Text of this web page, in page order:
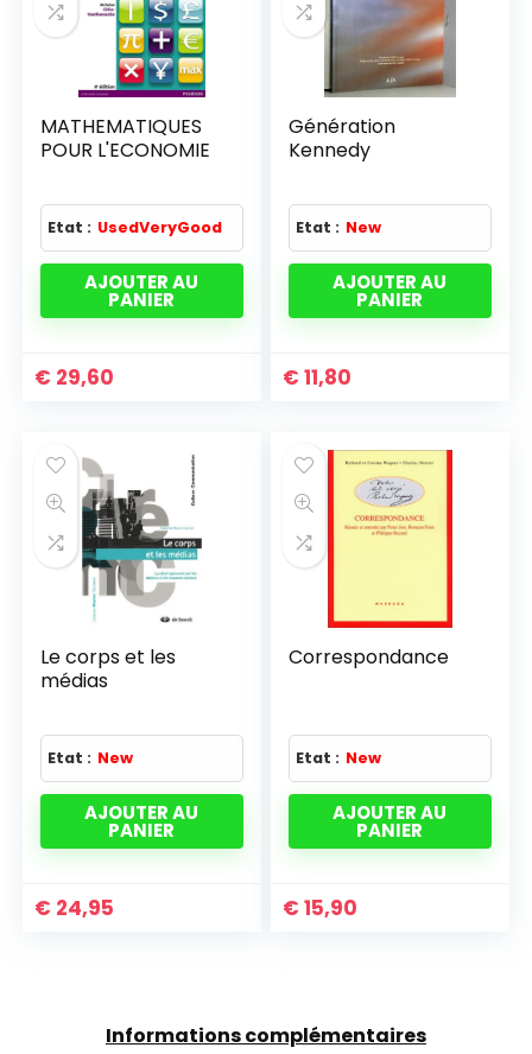
MATHEMATIQUES
POUR L'ECONOMIE
Etat : UsedVeryGood
AJOUTER AU
PANIER
€ 29,60
Génération
Kennedy
Etat : New
AJOUTER AU
PANIER
€ 11,80
Le corps et les
médias
Etat : New
AJOUTER AU
PANIER
€ 24,95
Correspondance
Etat : New
AJOUTER AU
PANIER
€ 15,90
Informations complémentaires